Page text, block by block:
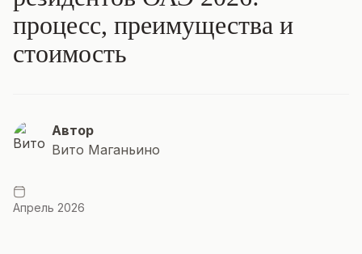
процесс, преимущества и
стоимость
Автор
Вито Маганьино
Апрель 2026